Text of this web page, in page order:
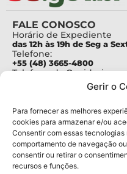
Gerir o
Para fornecer as melhores
cookies para armazenar e/ou
Consentir com essas
comportamento de navegação
consentir ou retirar o
recursos e funções.
FALE CONOSCO
Horário de Expediente
das 12h às 19h de Seg a
Telefone:
+55 (48) 3665-4800
Telefone da Ouvidoria
Para assuntos
pesquisa@fapesc.sc.gov.br
Para assuntos
inovacao@fapesc.sc.gov.br
Para assuntos
bolsas@fapesc.sc.gov.br
Para assuntos